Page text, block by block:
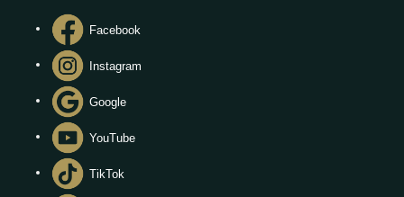
Facebook
Instagram
Google
YouTube
TikTok